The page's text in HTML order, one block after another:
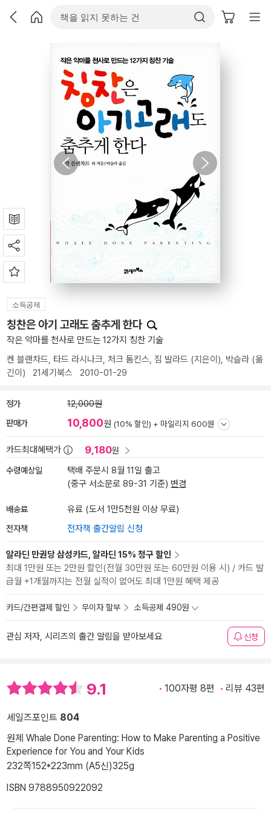
소득공제
칭찬은 아기 고래도 춤추게 한다
작은 악마를 천사로 만드는 12가지 칭찬 기술
켄 블랜차드, 타드 라시나크, 처크 톰킨스, 짐 발라드 (지은이), 박슬라 (옮
긴이) 21세기북스 2010-01-29
정가 12,000원
판매가 10,800원 (10% 할인) + 마일리지 600원
카드최대혜택가 9,180원
수령예상일
택배 주문시 8월 11일 출고
(중구 서소문로 89-31 기준) 변경
배송료 유료 (도서 1만5천원 이상 무료)
전자책 전자책 출간알림 신청
알라딘 만권당 삼성카드, 알라딘 15% 청구 할인
최대 1만원 또는 2만원 할인(전월 30만원 또는 60만원 이용 시) / 카드 발
급월 +1개월까지는 전월 실적이 없어도 최대 1만원 혜택 제공
카드/간편결제 할인 무이자 할부 소득공제 490원
관심 저자, 시리즈의 출간 알림을 받아보세요 신청
9.1 100자평 8편 리뷰 43편
세일즈포인트 804
원제 Whale Done Parenting: How to Make Parenting a Positive
Experience for You and Your Kids
232쪽152*223mm (A5신)325g
ISBN 9788950922092